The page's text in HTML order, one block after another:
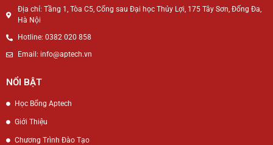
Địa chỉ: Tầng 1, Tòa C5, Cổng sau Đại học Thủy Lợi, 175 Tây Sơn, Đống Đa,
Hà Nội
Hotline: 0382 020 858
Email: info@aptech.vn
NỔI BẬT
Học Bổng Aptech
Giới Thiệu
Chương Trình Đào Tạo